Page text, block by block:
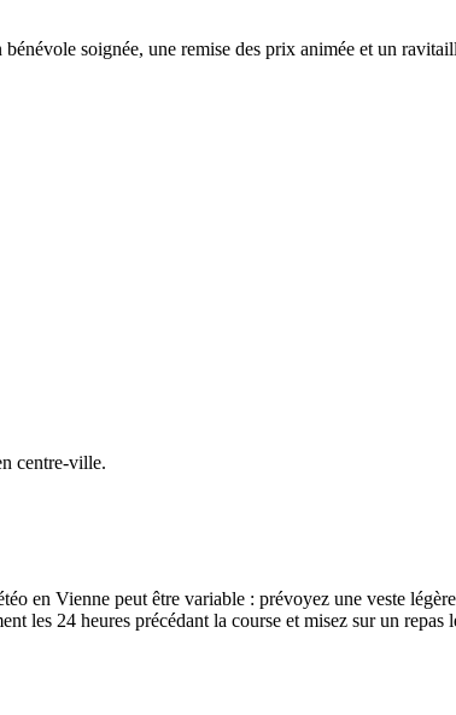
soignée, une remise des prix animée et un
centre-ville.
en Vienne peut être variable : prévoyez une veste
les 24 heures précédant la course et misez sur un